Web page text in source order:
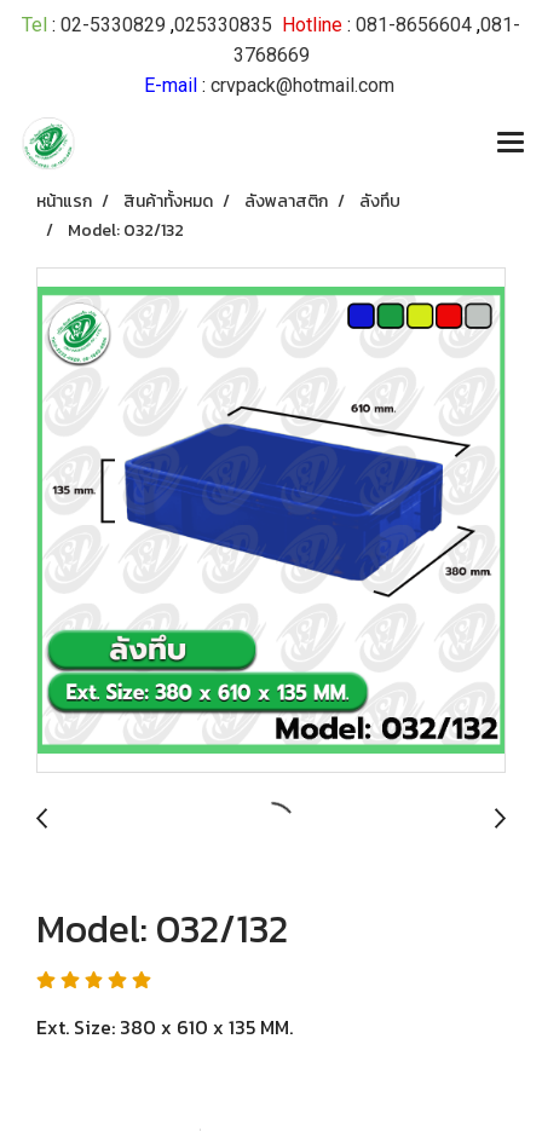
Tel : 02-5330829 ,025330835 Hotline : 081-8656604 ,081-
3768669
E-mail: crvpack@hotmail.com
หน้าแรก สินค้าทั้งหมด ลังพลาสติก
ลังทึบ
Model: 032/132
Model: 032/132
Ext. Size: 380 x 610 x 135 MM.